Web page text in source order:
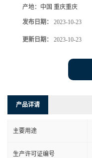
产地： 中国 重庆重庆
发布日期： 2023-10-23
更新日期： 2023-10-23
产品详请
主要用途
生产许可证编号